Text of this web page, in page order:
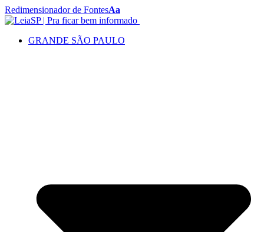
Redimensionador de FontesAa
GRANDE SÃO PAULO